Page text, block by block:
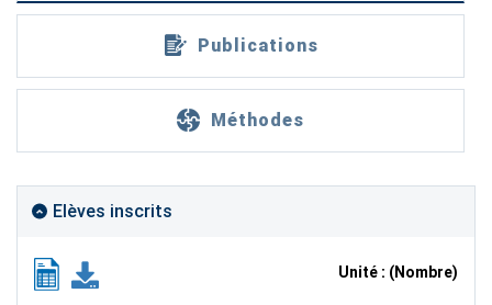
Publications
Méthodes
Elèves inscrits
Unité : (Nombre)